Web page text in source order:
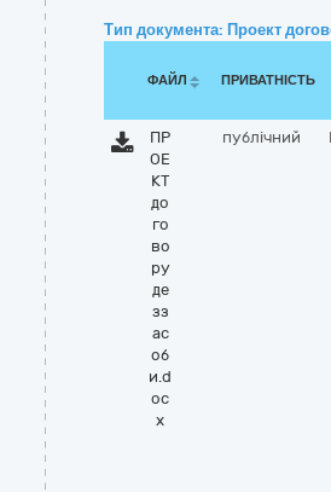
Тип документа: Проект
ФАЙЛ ПРИВАТНІСТЬ
ПР
ОЕ
КТ
до
го
во
ру
де
зз
ас
об
и.d
oc
x
публічний